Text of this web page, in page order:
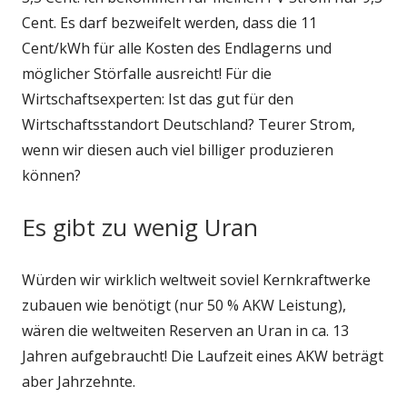
Cent. Es darf bezweifelt werden, dass die 11
Cent/kWh für alle Kosten des Endlagerns und
möglicher Störfalle ausreicht! Für die
Wirtschaftsexperten: Ist das gut für den
Wirtschaftsstandort Deutschland? Teurer Strom,
wenn wir diesen auch viel billiger produzieren
können?
Es gibt zu wenig Uran
Würden wir wirklich weltweit soviel Kernkraftwerke
zubauen wie benötigt (nur 50 % AKW Leistung),
wären die weltweiten Reserven an Uran in ca. 13
Jahren aufgebraucht! Die Laufzeit eines AKW beträgt
aber Jahrzehnte.